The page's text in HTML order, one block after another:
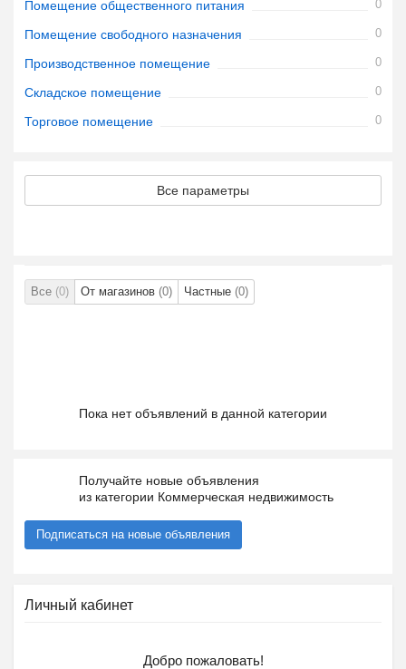
Помещение общественного питания 0
Помещение свободного назначения 0
Производственное помещение 0
Складское помещение 0
Торговое помещение 0
Все параметры
Все (0) От магазинов (0) Частные (0)
Пока нет объявлений в данной категории
Получайте новые объявления
из категории Коммерческая недвижимость
Подписаться на новые объявления
Личный кабинет
Добро пожаловать!